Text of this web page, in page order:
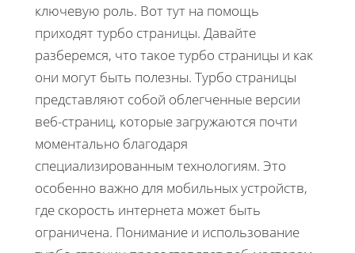
ключевую роль. Вот тут на помощь
приходят турбо страницы. Давайте
разберемся, что такое турбо страницы и как
они могут быть полезны. Турбо страницы
представляют собой облегченные версии
веб-страниц, которые загружаются почти
моментально благодаря
специализированным технологиям. Это
особенно важно для мобильных устройств,
где скорость интернета может быть
ограничена. Понимание и использование